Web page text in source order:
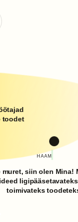
toodet
HAAM
muret, siin olen Mina!
toimivateks